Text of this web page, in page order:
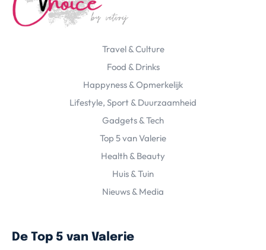
Travel & Culture
Food & Drinks
Happyness & Opmerkelijk
Lifestyle, Sport & Duurzaamheid
Gadgets & Tech
Top 5 van Valerie
Health & Beauty
Huis & Tuin
Nieuws & Media
De Top 5 van Valerie